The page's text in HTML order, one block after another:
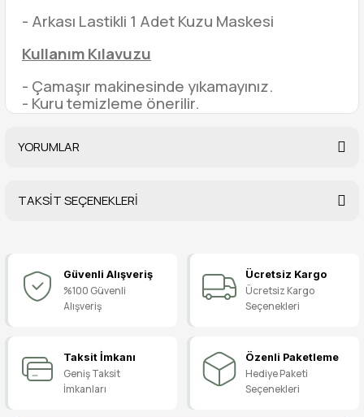
- Arkası Lastikli 1 Adet Kuzu Maskesi
Kullanım Kılavuzu
- Çamaşır makinesinde yıkamayınız.
- Kuru temizleme önerilir.
YORUMLAR
Yorum Yaz
TAKSİT SEÇENEKLERİ
Güvenli Alışveriş
%100 Güvenli
Alışveriş
Ücretsiz Kargo
Ücretsiz Kargo
Seçenekleri
Taksit İmkanı
Geniş Taksit
İmkanları
Özenli Paketleme
Hediye Paketi
Seçenekleri